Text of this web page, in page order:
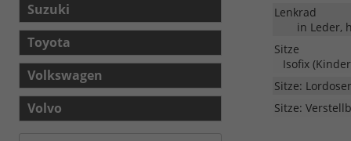
Lenkrad
in Leder,
Sitze
Isofix
Sitze:
Sitze:
Suzuki
Toyota
Volkswagen
Volvo